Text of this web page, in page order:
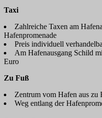
Taxi
Zahlreiche Taxen am
Hafenpromenade
Preis individuell
Am Hafenausgang Schild
Euro
Zu Fuß
Zentrum vom Hafen aus zu
Weg entlang der